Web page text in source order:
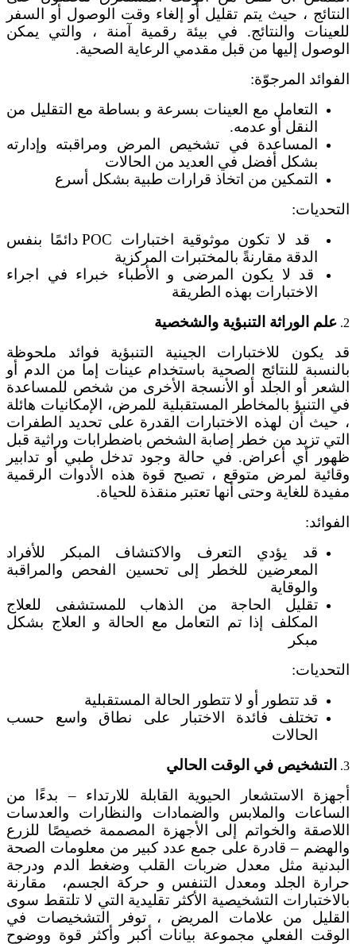
النتائج ، حيث يتم تقليل أو إلغاء وقت الوصول أو السفر
للعينات والنتائج. في بيئة رقمية آمنة ، والتي يمكن
الوصول إليها من قبل مقدمي الرعاية الصحية.
الفوائد المرجوّة:
التعامل مع العينات بسرعة و بساطة مع التقليل من
النقل أو عدمه.
المساعدة في تشخيص المرض ومراقبته وإدارته
بشكل أفضل في العديد من الحالات
التمكين من اتخاذ قرارات طبية بشكل أسرع
التحديات:
قد لا تكون موثوقية اختبارات POC دائمًا بنفس
الدقة مقارنةً بالمختبرات المركزية
قد لا يكون المرضى و الأطباء خبراء في اجراء
الاختبارات بهذه الطريقة
2. علم الوراثة التنبؤية والشخصية
قد يكون للاختبارات الجينية التنبؤية فوائد ملحوظة
بالنسبة للنتائج الصحية باستخدام عينات إما من الدم أو
الشعر أو الجلد أو الأنسجة الأخرى من شخص للمساعدة
في التنبؤ بالمخاطر المستقبلية للمرض، الإمكانيات هائلة
، حيث أن لهذه الاختبارات القدرة على تحديد الطفرات
التي تزيد من خطر إصابة الشخص باضطرابات وراثية قبل
ظهور أي أعراض. في حالة وجود تدخل طبي أو تدابير
وقائية لمرض متوقع ، تصبح قوة هذه الأدوات الرقمية
مفيدة للغاية وحتى أنها تعتبر منقذة للحياة.
الفوائد:
قد يؤدي التعرف والاكتشاف المبكر للأفراد
المعرضين للخطر إلى تحسين الفحص والمراقبة
والوقاية
تقليل الحاجة من الذهاب للمستشفى للعلاج
المكلف إذا تم التعامل مع الحالة و العلاج بشكل
مبكر
التحديات:
قد تتطور أو لا تتطور الحالة المستقبلية
تختلف فائدة الاختبار على نطاق واسع حسب
الحالات
3.
التشخيص في الوقت الحالي
أجهزة الاستشعار الحيوية القابلة للارتداء – بدءًا من
الساعات والملابس والضمادات والنظارات والعدسات
اللاصقة والخواتم إلى الأجهزة المصممة خصيصًا للزرع
والهضم – قادرة على جمع عدد كبير من معلومات الصحة
البدنية مثل معدل ضربات القلب وضغط الدم ودرجة
حرارة الجلد ومعدل التنفس و حركة الجسم، مقارنة
بالاختبارات التشخيصية الأكثر تقليدية التي لا تلتقط سوى
القليل من علامات المريض ، توفر التشخيصات في
الوقت الفعلي مجموعة بيانات أكبر وأكثر قوة ووضوح